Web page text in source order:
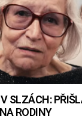
SLZÁCH:
RODINY